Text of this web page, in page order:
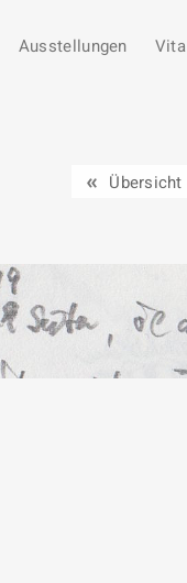
Ausstellungen Vita
Übersicht